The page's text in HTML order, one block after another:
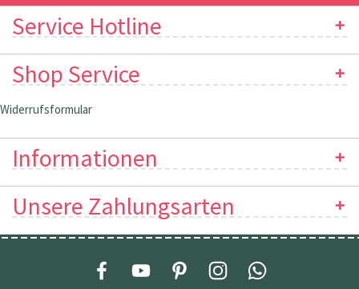
Service Hotline
Shop Service
Widerrufsformular
Informationen
Unsere Zahlungsarten